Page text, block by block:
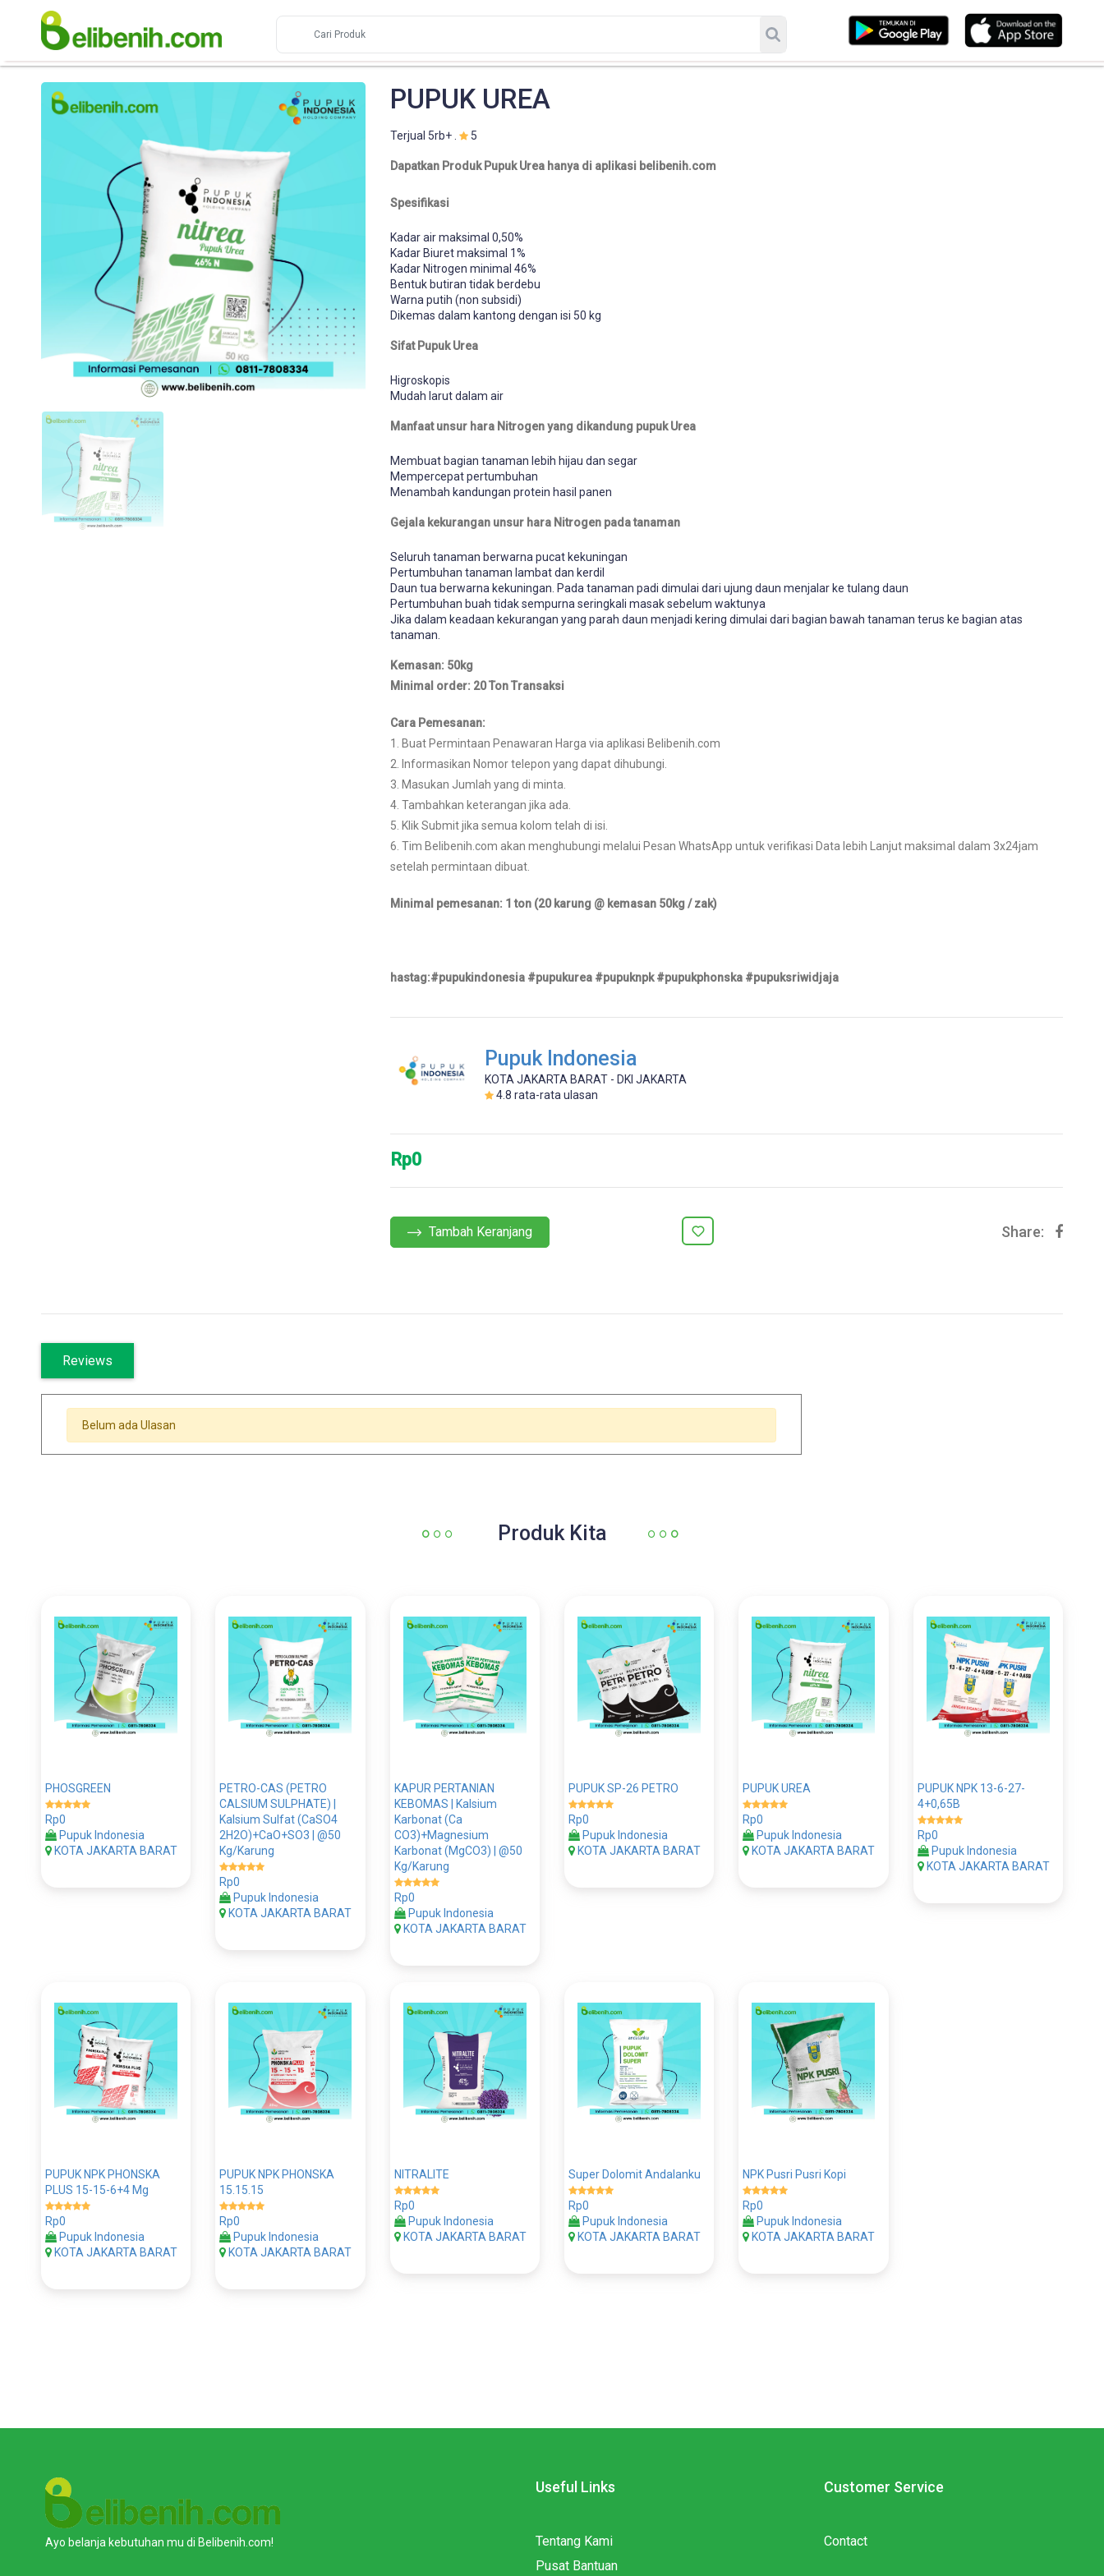
PUPUK UREA
Terjual 5rb+ . 5
Dapatkan Produk Pupuk Urea hanya di aplikasi belibenih.com
Spesifikasi
Kadar air maksimal 0,50%
Kadar Biuret maksimal 1%
Kadar Nitrogen minimal 46%
Bentuk butiran tidak berdebu
Warna putih (non subsidi)
Dikemas dalam kantong dengan isi 50 kg
Sifat Pupuk Urea
Higroskopis
Mudah larut dalam air
Manfaat unsur hara Nitrogen yang dikandung pupuk Urea
Membuat bagian tanaman lebih hijau dan segar
Mempercepat pertumbuhan
Menambah kandungan protein hasil panen
Gejala kekurangan unsur hara Nitrogen pada tanaman
Seluruh tanaman berwarna pucat kekuningan
Pertumbuhan tanaman lambat dan kerdil
Daun tua berwarna kekuningan. Pada tanaman padi dimulai dari ujung daun menjalar ke tulang daun
Pertumbuhan buah tidak sempurna seringkali masak sebelum waktunya
Jika dalam keadaan kekurangan yang parah daun menjadi kering dimulai dari bagian bawah tanaman terus ke bagian atas
tanaman.
Kemasan: 50kg
Minimal order: 20 Ton Transaksi
Cara Pemesanan:
1. Buat Permintaan Penawaran Harga via aplikasi Belibenih.com
2. Informasikan Nomor telepon yang dapat dihubungi.
3. Masukan Jumlah yang di minta.
4. Tambahkan keterangan jika ada.
5. Klik Submit jika semua kolom telah di isi.
6. Tim Belibenih.com akan menghubungi melalui Pesan WhatsApp untuk verifikasi Data lebih Lanjut maksimal dalam 3x24jam
setelah permintaan dibuat.
Minimal pemesanan: 1 ton (20 karung @ kemasan 50kg / zak)
hastag:#pupukindonesia #pupukurea #pupuknpk #pupukphonska #pupuksriwidjaja
Pupuk Indonesia
KOTA JAKARTA BARAT - DKI JAKARTA
4.8 rata-rata ulasan
Rp0
Tambah Keranjang Share:
Reviews
Belum ada Ulasan
Produk Kita
PHOSGREEN
Rp0
Pupuk Indonesia
KOTA JAKARTA BARAT
PETRO-CAS (PETRO
CALSIUM SULPHATE) |
Kalsium Sulfat (CaSO4
2H2O)+CaO+SO3 | @50
Kg/Karung
Rp0
Pupuk Indonesia
KOTA JAKARTA BARAT
KAPUR PERTANIAN
KEBOMAS | Kalsium
Karbonat (Ca
CO3)+Magnesium
Karbonat (MgCO3) | @50
Kg/Karung
Rp0
Pupuk Indonesia
KOTA JAKARTA BARAT
PUPUK SP-26 PETRO
Rp0
Pupuk Indonesia
KOTA JAKARTA BARAT
PUPUK UREA
Rp0
Pupuk Indonesia
KOTA JAKARTA BARAT
PUPUK NPK 13-6-27-
4+0,65B
Rp0
Pupuk Indonesia
KOTA JAKARTA BARAT
PUPUK NPK PHONSKA
PLUS 15-15-6+4 Mg
Rp0
Pupuk Indonesia
KOTA JAKARTA BARAT
PUPUK NPK PHONSKA
15.15.15
Rp0
Pupuk Indonesia
KOTA JAKARTA BARAT
NITRALITE
Rp0
Pupuk Indonesia
KOTA JAKARTA BARAT
Super Dolomit Andalanku
Rp0
Pupuk Indonesia
KOTA JAKARTA BARAT
NPK Pusri Pusri Kopi
Rp0
Pupuk Indonesia
KOTA JAKARTA BARAT
Ayo belanja kebutuhan mu di Belibenih.com!
Useful Links
Tentang Kami
Pusat Bantuan
Customer Service
Contact